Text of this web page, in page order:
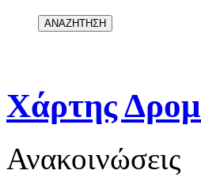
Χάρτης
Ανακοινώσεις